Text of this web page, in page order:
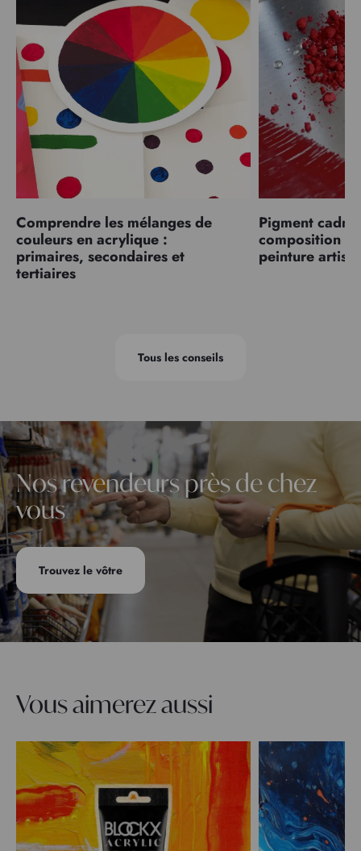
Comprendre les mélanges de
couleurs en acrylique :
primaires, secondaires et
tertiaires
Pigment
composition
peinture
Tous les conseils
Nos revendeurs près de chez
vous
Trouvez le vôtre
Vous aimerez aussi